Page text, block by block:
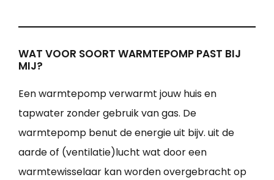
WAT VOOR SOORT WARMTEPOMP PAST BIJ
MIJ?
Een warmtepomp verwarmt jouw huis en
tapwater zonder gebruik van gas. De
warmtepomp benut de energie uit bijv. uit de
aarde of (ventilatie)lucht wat door een
warmtewisselaar kan worden overgebracht op